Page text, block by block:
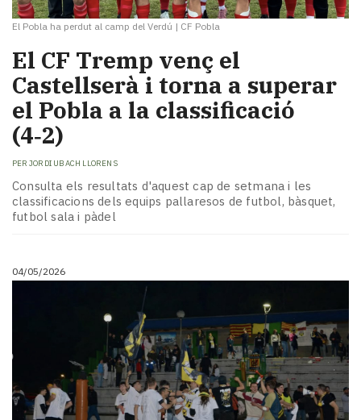
El Pobla ha perdut al camp del Verdú | CF Pobla
El CF Tremp venç el
Castellserà i torna a superar
el Pobla a la classificació
(4‑2)
PER JORDI UBACH LLORENS
Consulta els resultats d'aquest cap de setmana i les
classificacions dels equips pallaresos de futbol, bàsquet,
futbol sala i pàdel
04/05/2026